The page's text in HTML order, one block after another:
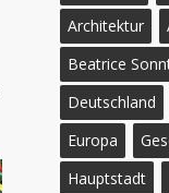
Architektur
Beatrice
Deutschland
Europa
Hauptstadt